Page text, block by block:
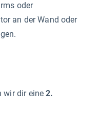
oder
an der Wand oder
wir dir eine2.